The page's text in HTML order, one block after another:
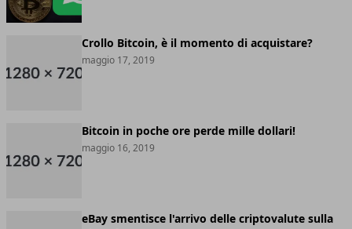
Crollo Bitcoin, è il momento di acquistare?
maggio 17, 2019
Bitcoin in poche ore perde mille dollari!
maggio 16, 2019
eBay smentisce l'arrivo delle criptovalute sulla